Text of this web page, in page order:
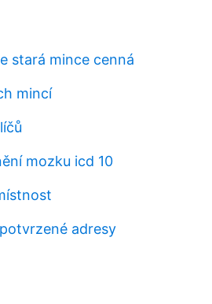
stará mince cenná
mincí
mozku icd 10
adresy